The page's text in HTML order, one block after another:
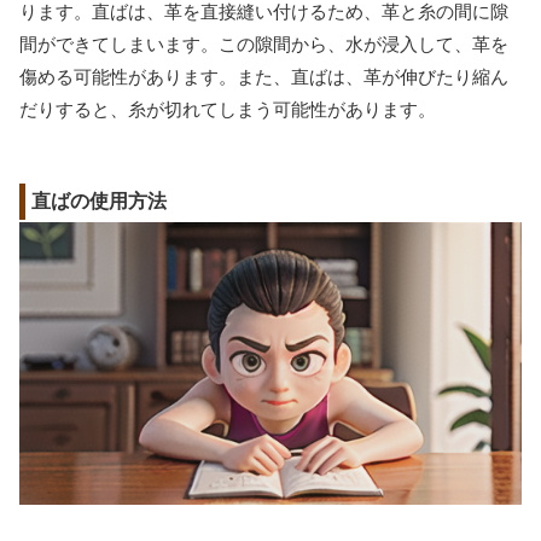
ります。直ばは、革を直接縫い付けるため、革と糸の間に隙
間ができてしまいます。この隙間から、水が浸入して、革を
傷める可能性があります。また、直ばは、革が伸びたり縮ん
だりすると、糸が切れてしまう可能性があります。
直ばの使用方法